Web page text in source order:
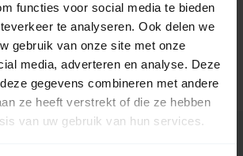
functies voor social media te bieden
te analyseren. Ook delen we
gebruik van onze site met onze
media, adverteren en analyse. Deze
gegevens combineren met andere
ze heeft verstrekt of die ze hebben
van uw gebruik van hun services.
to fetch
nl/overige-
zonwering/